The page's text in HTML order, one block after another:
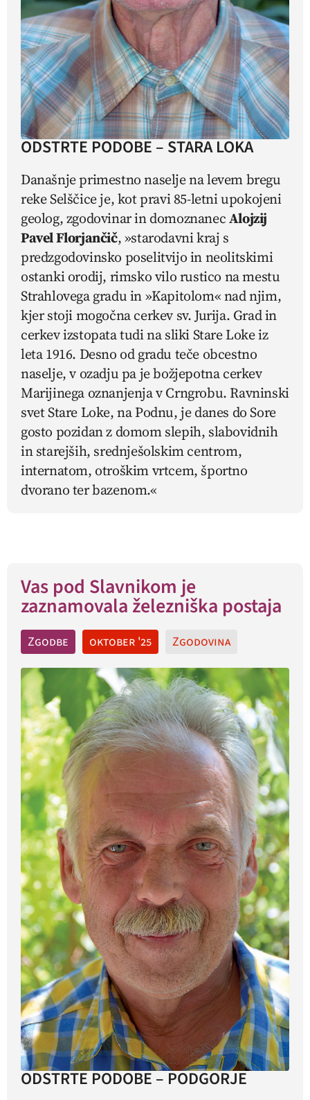
ODSTRTE PODOBE – STARA LOKA
Današnje primestno naselje na levem bregu
reke Selščice je, kot pravi 85-letni upokojeni
geolog, zgodovinar in domoznanecAlojzij
Pavel Florjančič, »starodavni kraj s
predzgodovinsko poselitvijo in neolitskimi
ostanki orodij, rimsko vilo rustico na mestu
Strahlovega gradu in »Kapitolom« nad njim,
kjer stoji mogočna cerkev sv. Jurija. Grad in
cerkev izstopata tudi na sliki Stare Loke iz
leta 1916. Desno od gradu teče obcestno
naselje, v ozadju pa je božjepotna cerkev
Marijinega oznanjenja v Crngrobu. Ravninski
svet Stare Loke, na Podnu, je danes do Sore
gosto pozidan z domom slepih, slabovidnih
in starejših, srednješolskim centrom,
internatom, otroškim vrtcem, športno
dvorano ter bazenom.«
Vas pod Slavnikom je
zaznamovala železniška postaja
Zgodbe oktober '25 Zgodovina
ODSTRTE PODOBE – PODGORJE